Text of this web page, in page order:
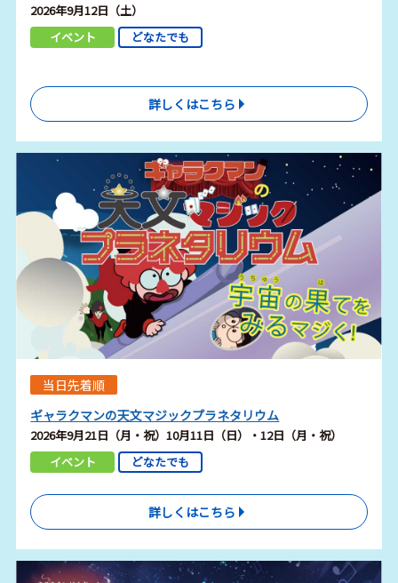
2026年9月12日（土）
イベント
どなたでも
詳しくはこちら
当日先着順
ギャラクマンの天文マジックプラネタリウム
2026年9月21日（月・祝）10月11日（日）・12日（月・祝）
イベント
どなたでも
詳しくはこちら